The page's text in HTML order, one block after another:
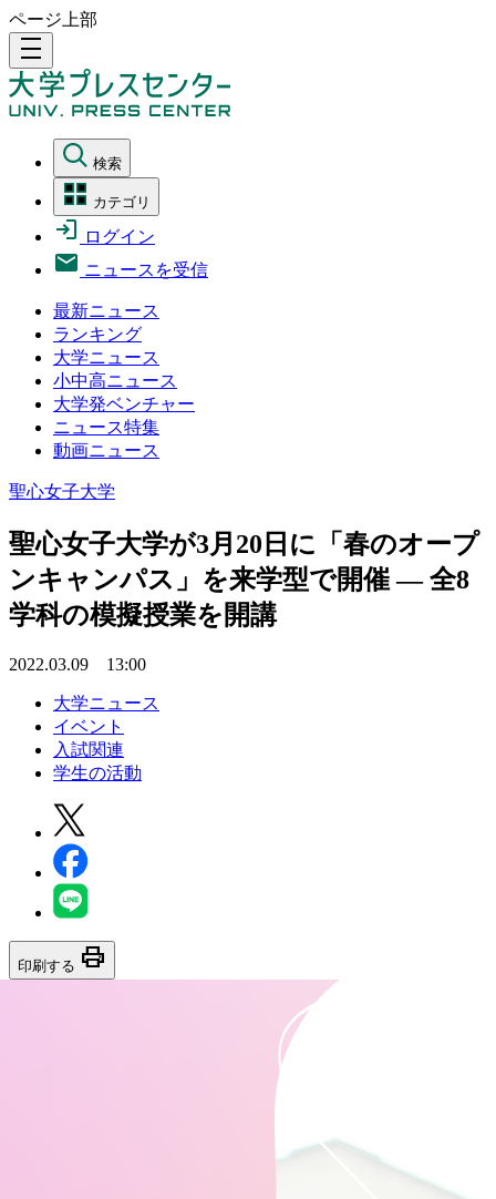
ページ上部
density_medium
検索
カテゴリ
ログイン
ニュースを受信
最新ニュース
ランキング
大学ニュース
小中高ニュース
大学発ベンチャー
ニュース特集
動画ニュース
聖心女子大学
聖心女子大学が3月20日に「春のオープ
ンキャンパス」を来学型で開催 — 全8
学科の模擬授業を開講
2022.03.09 13:00
大学ニュース
イベント
入試関連
学生の活動
印刷する print